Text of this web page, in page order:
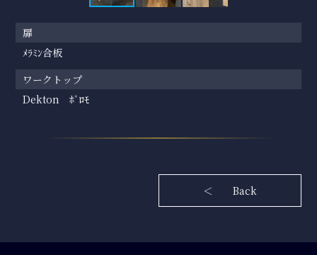
扉
ﾒﾗﾐﾝ合板
ワークトップ
Dekton ﾎﾞﾛﾓ
＜ Back